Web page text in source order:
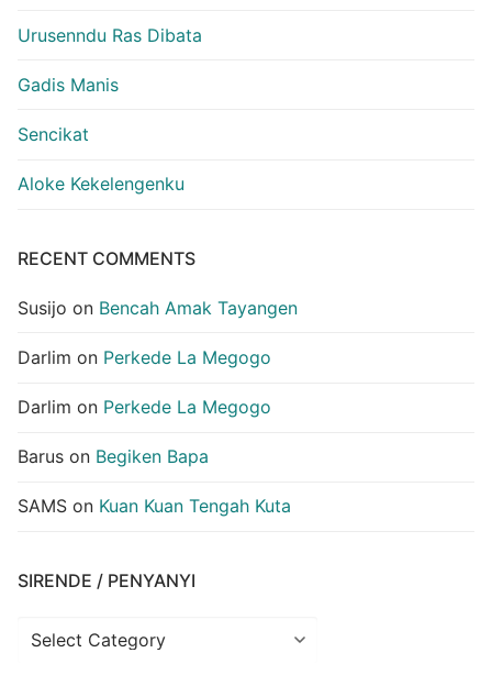
Urusenndu Ras Dibata
Gadis Manis
Sencikat
Aloke Kekelengenku
RECENT COMMENTS
Susijo on Bencah Amak Tayangen
Darlim on Perkede La Megogo
Darlim on Perkede La Megogo
Barus on Begiken Bapa
SAMS on Kuan Kuan Tengah Kuta
SIRENDE / PENYANYI
Sirende